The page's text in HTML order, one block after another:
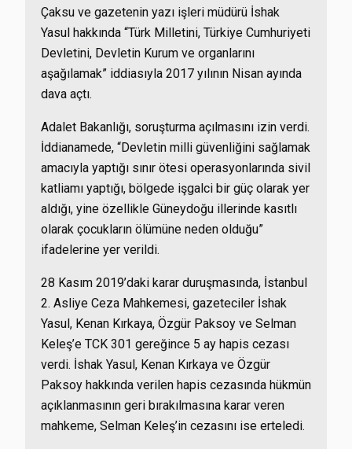
Çaksu ve gazetenin yazı işleri müdürü İshak
Yasul hakkında “Türk Milletini, Türkiye Cumhuriyeti
Devletini, Devletin Kurum ve organlarını
aşağılamak” iddiasıyla 2017 yılının Nisan ayında
dava açtı.
Adalet Bakanlığı, soruşturma açılmasını izin verdi.
İddianamede, “Devletin milli güvenliğini sağlamak
amacıyla yaptığı sınır ötesi operasyonlarında sivil
katliamı yaptığı, bölgede işgalci bir güç olarak yer
aldığı, yine özellikle Güneydoğu illerinde kasıtlı
olarak çocukların ölümüne neden olduğu”
ifadelerine yer verildi.
28 Kasım 2019’daki karar duruşmasında, İstanbul
2. Asliye Ceza Mahkemesi, gazeteciler İshak
Yasul, Kenan Kırkaya, Özgür Paksoy ve Selman
Keleş’e TCK 301 gereğince 5 ay hapis cezası
verdi. İshak Yasul, Kenan Kırkaya ve Özgür
Paksoy hakkında verilen hapis cezasında hükmün
açıklanmasının geri bırakılmasına karar veren
mahkeme, Selman Keleş’in cezasını ise erteledi.